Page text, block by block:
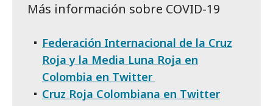
Más información sobre COVID-19
Federación Internacional de la Cruz
Roja y la Media Luna Roja en
Colombia en Twitter
Cruz Roja Colombiana en Twitter